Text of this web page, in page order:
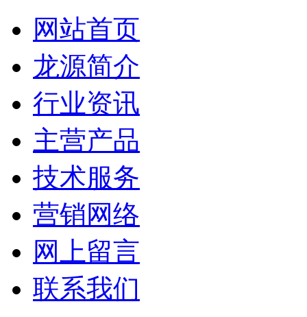
网站首页
龙源简介
行业资讯
主营产品
技术服务
营销网络
网上留言
联系我们